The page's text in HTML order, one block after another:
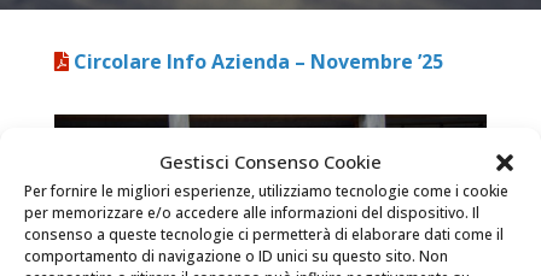
Gestisci Consenso Cookie
Per fornire le migliori esperienze, utilizziamo tecnologie come i cookie
per memorizzare e/o accedere alle informazioni del dispositivo. Il
consenso a queste tecnologie ci permetterà di elaborare dati come il
comportamento di navigazione o ID unici su questo sito. Non
Circolare Info Azienda – Novembre ’25